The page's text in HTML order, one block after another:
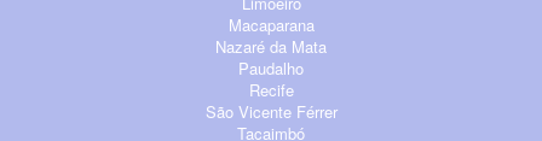
Macaparana
Nazaré da Mata
Paudalho
Recife
São Vicente Férrer
Tacaimbó